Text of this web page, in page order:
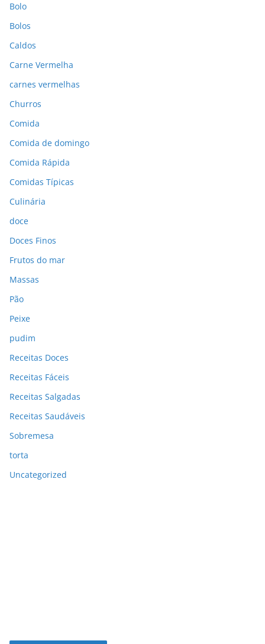
Bolo
Bolos
Caldos
Carne Vermelha
carnes vermelhas
Churros
Comida
Comida de domingo
Comida Rápida
Comidas Típicas
Culinária
doce
Doces Finos
Frutos do mar
Massas
Pão
Peixe
pudim
Receitas Doces
Receitas Fáceis
Receitas Salgadas
Receitas Saudáveis
Sobremesa
torta
Uncategorized